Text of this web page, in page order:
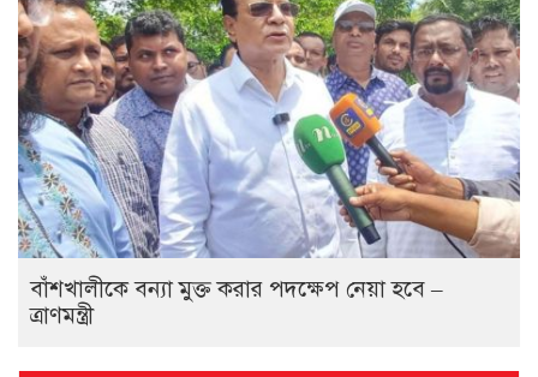
বাঁশখালীকে বন্যা মুক্ত করার পদক্ষেপ নেয়া হবে –
ত্রাণমন্ত্রী